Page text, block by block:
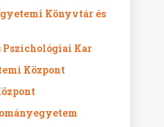
Könyvtár és
Pszichológiai Kar
Központ